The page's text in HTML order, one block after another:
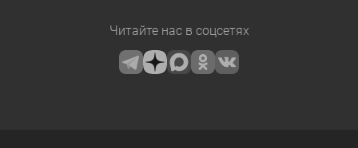
Читайте нас в соцсетях